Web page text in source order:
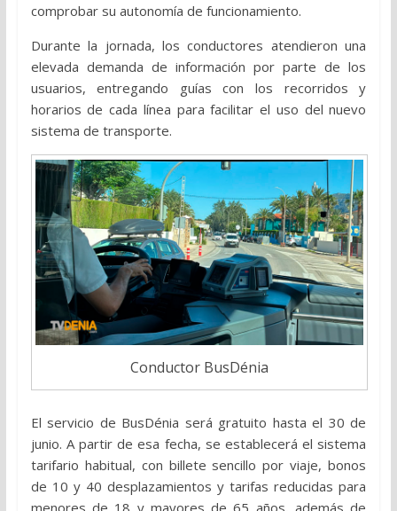
comprobar su autonomía de funcionamiento.
Durante la jornada, los conductores atendieron una
elevada demanda de información por parte de los
usuarios, entregando guías con los recorridos y
horarios de cada línea para facilitar el uso del nuevo
sistema de transporte.
Conductor BusDénia
El servicio de BusDénia será gratuito hasta el 30 de
junio. A partir de esa fecha, se establecerá el sistema
tarifario habitual, con billete sencillo por viaje, bonos
de 10 y 40 desplazamientos y tarifas reducidas para